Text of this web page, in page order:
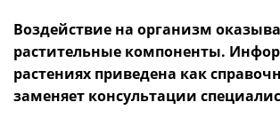
Воздействие на организм
растительные компоненты.
растениях приведена как
заменяет консультации